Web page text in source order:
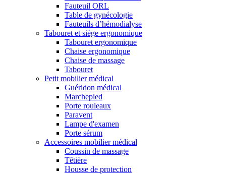
Fauteuil ORL
Table de gynécologie
Fauteuils d’hémodialyse
Tabouret et siège ergonomique
Tabouret ergonomique
Chaise ergonomique
Chaise de massage
Tabouret
Petit mobilier médical
Guéridon médical
Marchepied
Porte rouleaux
Paravent
Lampe d'examen
Porte sérum
Accessoires mobilier médical
Coussin de massage
Têtière
Housse de protection